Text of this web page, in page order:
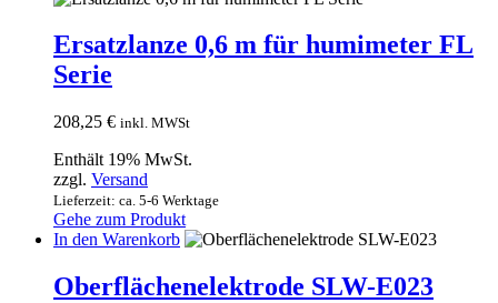
Ersatzlanze 0,6 m für humimeter FL
Serie
208,25 € inkl. MWSt
Enthält 19% MwSt.
zzgl. Versand
Lieferzeit: ca. 5-6 Werktage
Gehe zum Produkt
In den Warenkorb
Oberflächenelektrode SLW-E023